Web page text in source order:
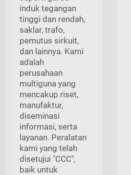
induk tegangan
tinggi dan rendah,
saklar, trafo,
pemutus sirkuit,
dan lainnya. Kami
adalah
perusahaan
multiguna yang
mencakup riset,
manufaktur,
diseminasi
informasi, serta
layanan. Peralatan
kami yang telah
disetujui "CCC",
baik untuk